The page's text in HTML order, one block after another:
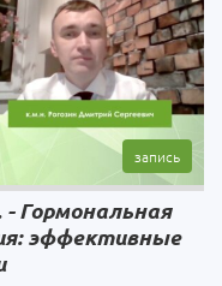
Гормональная
эффективные